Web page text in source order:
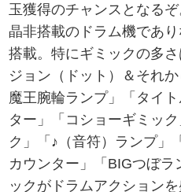
玉獲得のチャンスとなる
晶非搭載のドラム機であ
搭載。特にギミックの多
ジョン（ドット）＆それ
魔王腕輪ランプ」「タイ
ター」「コショーギミッ
ク」「♪（音符）ランプ」
カウンター」「BIGつぼラ
ックがドラムアクション